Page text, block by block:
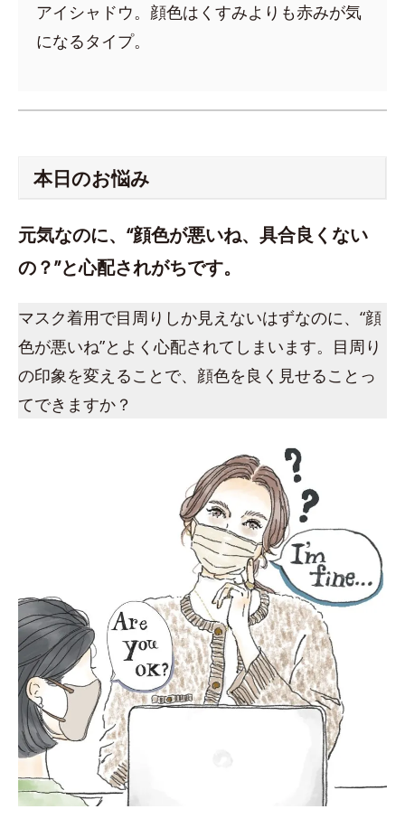
アイシャドウ。顔色はくすみよりも赤みが気
になるタイプ。
本日のお悩み
元気なのに、“顔色が悪いね、具合良くない
の？”と心配されがちです。
マスク着用で目周りしか見えないはずなのに、“顔
色が悪いね”とよく心配されてしまいます。目周り
の印象を変えることで、顔色を良く見せることっ
てできますか？